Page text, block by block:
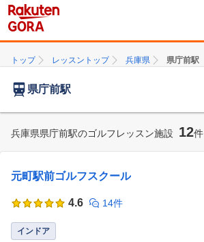
トップ レッスントップ 兵庫県 県庁前駅
県庁前駅
兵庫県県庁前駅のゴルフレッスン施設 12件
元町駅前ゴルフスクール
4.6 14件
インドア